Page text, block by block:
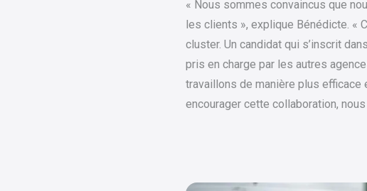
« Nous sommes convaincus que
les clients », explique Bénédicte. «
cluster. Un candidat qui s’inscrit
pris en charge par les autres
travaillons de manière plus efficace
encourager cette collaboration,